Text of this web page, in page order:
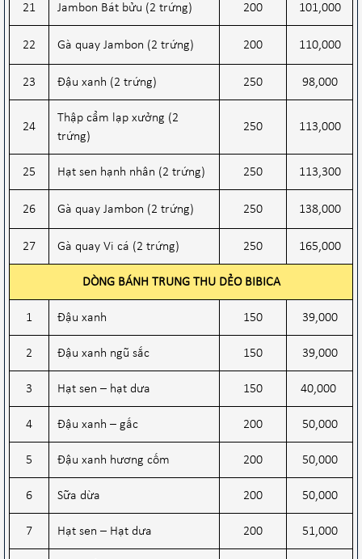
21 Jambon Bát bửu (2 trứng) 200 101,000
22 Gà quay Jambon (2 trứng) 200 110,000
23 Đậu xanh (2 trứng) 250 98,000
24
Thập cẩm lạp xưởng (2
trứng)
250 113,000
25 Hạt sen hạnh nhân (2 trứng) 250 113,300
26 Gà quay Jambon (2 trứng) 250 138,000
27 Gà quay Vi cá (2 trứng) 250 165,000
DÒNG BÁNH TRUNG THU DẺO BIBICA
1 Đậu xanh 150 39,000
2 Đậu xanh ngũ sắc 150 39,000
3 Hạt sen – hạt dưa 150 40,000
4 Đậu xanh – gấc 200 50,000
5 Đậu xanh hương cốm 200 50,000
6 Sữa dừa 200 50,000
7 Hạt sen – Hạt dưa 200 51,000